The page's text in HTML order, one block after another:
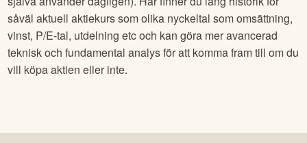
såväl aktuell aktiekurs som olika nyckeltal som omsättning,
vinst, P/E-tal, utdelning etc och kan göra mer avancerad
teknisk och fundamental analys för att komma fram till om du
vill köpa aktien eller inte.